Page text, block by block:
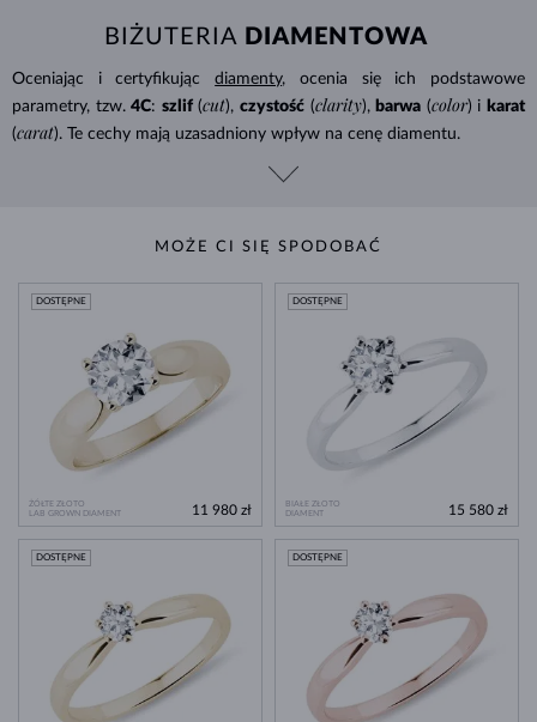
BIŻUTERIA DIAMENTOWA
Oceniając i certyfikującdiamenty, ocenia się ich podstawowe
parametry, tzw. 4C: szlif (cut), czystość (clarity), barwa (color) i karat
(carat). Te cechy mają uzasadniony wpływ na cenę diamentu.
MOŻE CI SIĘ SPODOBAĆ
ŻÓŁTE ZŁOTO
LAB GROWN DIAMENT
DOSTĘPNE
11 980 zł
BIAŁE ZŁOTO
DIAMENT
DOSTĘPNE
15 580 zł
DOSTĘPNE DOSTĘPNE